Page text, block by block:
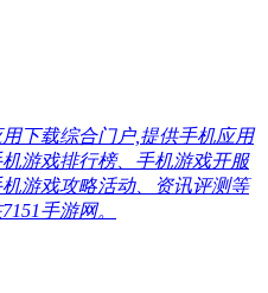
下载综合门户,提供手机应用
游戏排行榜、手机游戏开服
游戏攻略活动、资讯评测等
手游网。